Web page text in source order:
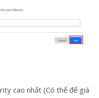
cao nhất (Có thể để giá